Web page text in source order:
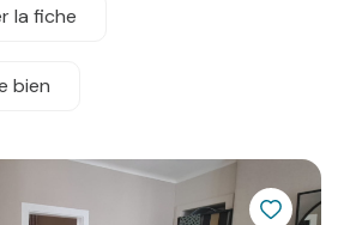
la fiche
bien